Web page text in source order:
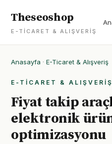
Theseoshop
E-TICARET & ALIŞVERIŞ
Anasayfa · E-Ticaret & Alışveriş
E-TICARET & ALIŞVERIŞ
Fiyat takip
elektronik
optimizasyonu